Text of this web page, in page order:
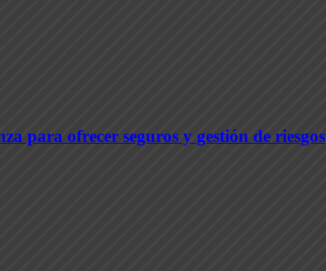
para ofrecer seguros y gestión de riesgos